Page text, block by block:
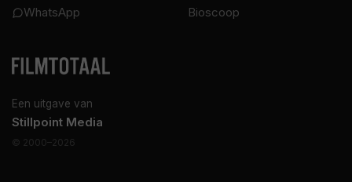
Een uitgave van
Stillpoint Media
© 2000–2026
WhatsApp
Bioscoop